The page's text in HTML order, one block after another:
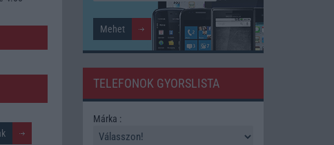
TELEFONOK GYORSLISTA
Márka :